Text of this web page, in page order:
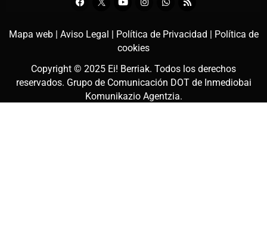
Mapa web | Aviso Legal | Política de Privacidad | Política de
cookies
Copyright © 2025 Ei! Berriak. Todos los derechos
reservados. Grupo de Comunicación DOT de Inmediobai
Komunikazio Agentzia.